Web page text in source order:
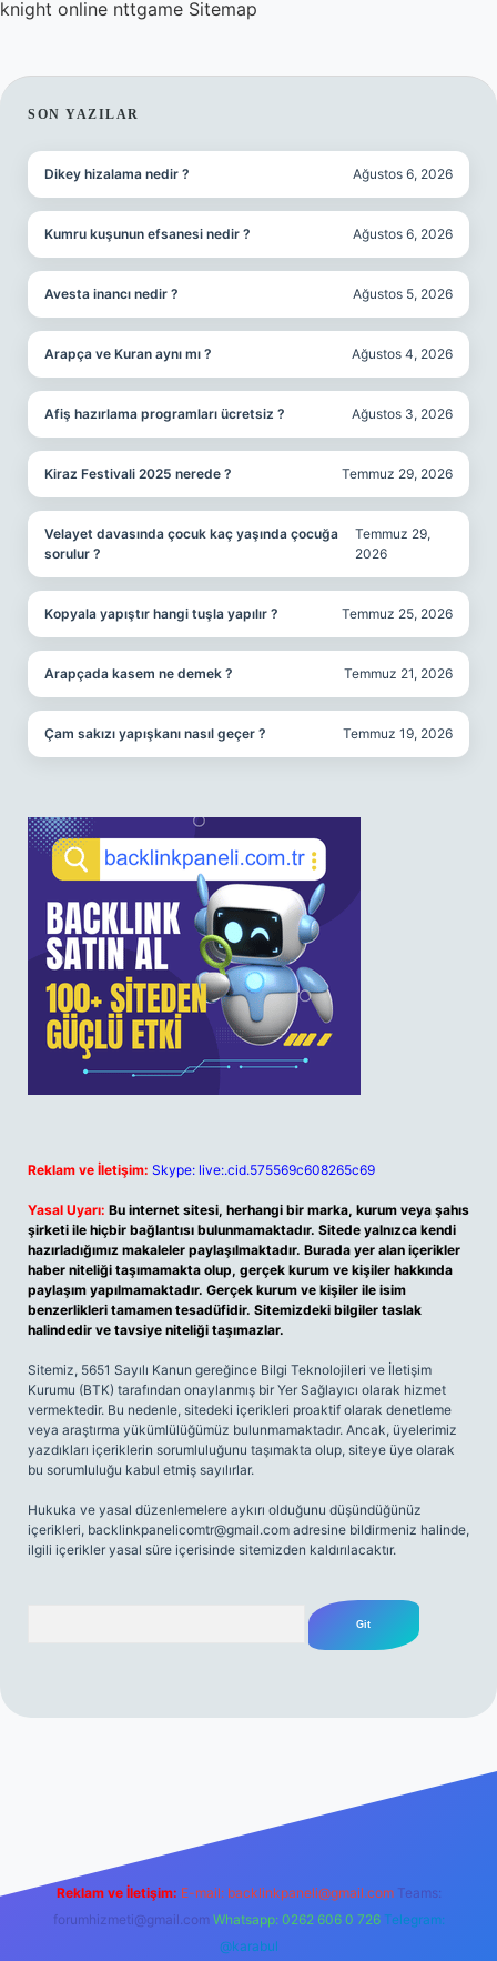
knight online nttgame Sitemap
SIDEBAR
SON YAZILAR
Dikey hizalama nedir ? Ağustos 6, 2026
Kumru kuşunun efsanesi nedir ? Ağustos 6, 2026
Avesta inancı nedir ? Ağustos 5, 2026
Arapça ve Kuran aynı mı ? Ağustos 4, 2026
Afiş hazırlama programları ücretsiz ? Ağustos 3, 2026
Kiraz Festivali 2025 nerede ? Temmuz 29, 2026
Velayet davasında çocuk kaç yaşında çocuğa
sorulur ?
Temmuz 29,
2026
Kopyala yapıştır hangi tuşla yapılır ? Temmuz 25, 2026
Arapçada kasem ne demek ? Temmuz 21, 2026
Çam sakızı yapışkanı nasıl geçer ? Temmuz 19, 2026
Reklam ve İletişim: Skype: live:.cid.575569c608265c69
Yasal Uyarı: Bu internet sitesi, herhangi bir marka, kurum veya şahıs
şirketi ile hiçbir bağlantısı bulunmamaktadır. Sitede yalnızca kendi
hazırladığımız makaleler paylaşılmaktadır. Burada yer alan içerikler
haber niteliği taşımamakta olup, gerçek kurum ve kişiler hakkında
paylaşım yapılmamaktadır. Gerçek kurum ve kişiler ile isim
benzerlikleri tamamen tesadüfidir. Sitemizdeki bilgiler taslak
halindedir ve tavsiye niteliği taşımazlar.
Sitemiz, 5651 Sayılı Kanun gereğince Bilgi Teknolojileri ve İletişim
Kurumu (BTK) tarafından onaylanmış bir Yer Sağlayıcı olarak hizmet
vermektedir. Bu nedenle, sitedeki içerikleri proaktif olarak denetleme
veya araştırma yükümlülüğümüz bulunmamaktadır. Ancak, üyelerimiz
yazdıkları içeriklerin sorumluluğunu taşımakta olup, siteye üye olarak
bu sorumluluğu kabul etmiş sayılırlar.
Hukuka ve yasal düzenlemelere aykırı olduğunu düşündüğünüz
içerikleri, backlinkpanelicomtr@gmail.com adresine bildirmeniz halinde,
ilgili içerikler yasal süre içerisinde sitemizden kaldırılacaktır.
Reklam ve İletişim: E-mail: backlinkpaneli@gmail.com Teams:
forumhizmeti@gmail.com Whatsapp: 0262 606 0 726 Telegram:
@karabul